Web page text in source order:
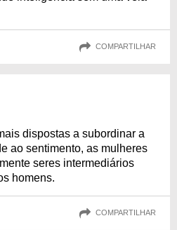
COMPARTILHAR
dispostas a subordinar a
ao sentimento, as mulheres
seres intermediários
homens.
COMPARTILHAR